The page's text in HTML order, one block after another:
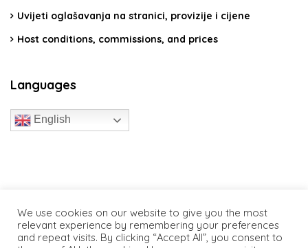
Uvijeti oglašavanja na stranici, provizije i cijene
Host conditions, commissions, and prices
Languages
English
We use cookies on our website to give you the most
relevant experience by remembering your preferences
and repeat visits. By clicking “Accept All”, you consent to